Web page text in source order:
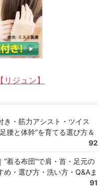
ジュン】
き・筋力アシスト・ツイス
腰と体幹”を育てる選び方＆
92
着る布団”で肩・首・足元の
・選び方・洗い方・Q&Aま
91